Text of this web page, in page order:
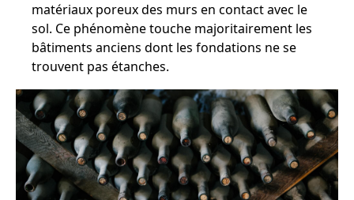
matériaux poreux des murs en contact avec le
sol. Ce phénomène touche majoritairement les
bâtiments anciens dont les fondations ne se
trouvent pas étanches.